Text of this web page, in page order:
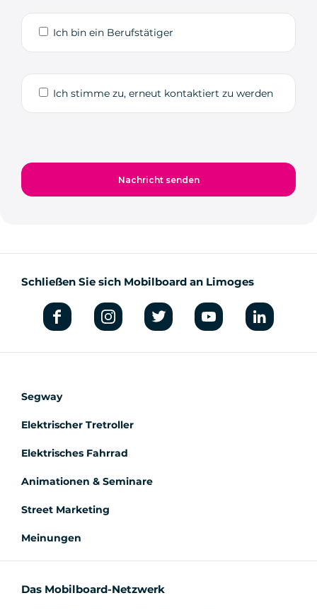
Ich bin ein Berufstätiger
Ich stimme zu, erneut kontaktiert zu werden
Schließen Sie sich Mobilboard an Limoges
Segway
Elektrischer Tretroller
Elektrisches Fahrrad
Animationen & Seminare
Street Marketing
Meinungen
Das Mobilboard-Netzwerk